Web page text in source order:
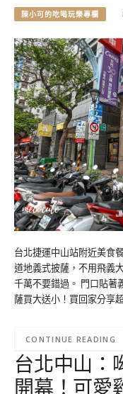
陳小可的吃喝玩樂專欄
台北捷運中山站附近美食
道地義式披薩，不用飛義
千萬不要錯過。 門口貼著
薩買大送小！買回家分享
CONTINUE READING
台北中山：
開幕！可愛